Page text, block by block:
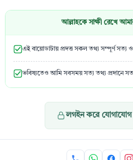
আল্লাহকে সাক্ষী রেখে
এই বায়োডাটায় প্রদত্ত সকল তথ্য সম্পূর্ণ সত্য
ভবিষ্যতেও আমি সবসময় সত্য তথ্য প্রদানে
লগইন করে যোগাযোগ